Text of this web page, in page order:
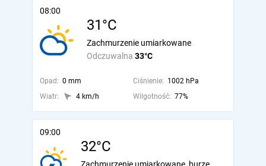
08:00
31°C
Odczuwalna 33°C
Zachmurzenie umiarkowane
Opad: 0 mm Ciśnienie: 1002 hPa
Wiatr:
4 km/h Wilgotność: 77%
09:00
32°C